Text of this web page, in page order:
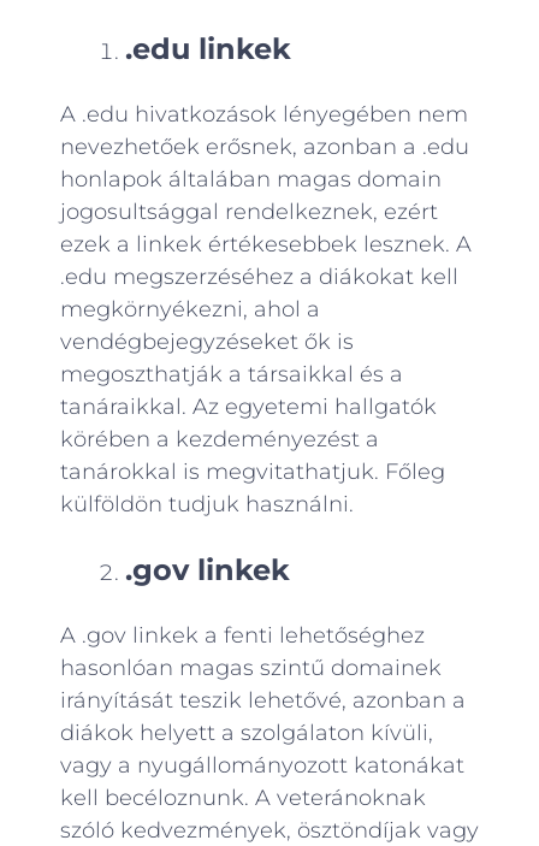
.edu linkek
A .edu hivatkozások lényegében nem
nevezhetőek erősnek, azonban a .edu
honlapok általában magas domain
jogosultsággal rendelkeznek, ezért
ezek a linkek értékesebbek lesznek. A
.edu megszerzéséhez a diákokat kell
megkörnyékezni, ahol a
vendégbejegyzéseket ők is
megoszthatják a társaikkal és a
tanáraikkal. Az egyetemi hallgatók
körében a kezdeményezést a
tanárokkal is megvitathatjuk. Főleg
külföldön tudjuk használni.
.gov linkek
A .gov linkek a fenti lehetőséghez
hasonlóan magas szintű domainek
irányítását teszik lehetővé, azonban a
diákok helyett a szolgálaton kívüli,
vagy a nyugállományozott katonákat
kell becéloznunk. A veteránoknak
szóló kedvezmények, ösztöndíjak vagy